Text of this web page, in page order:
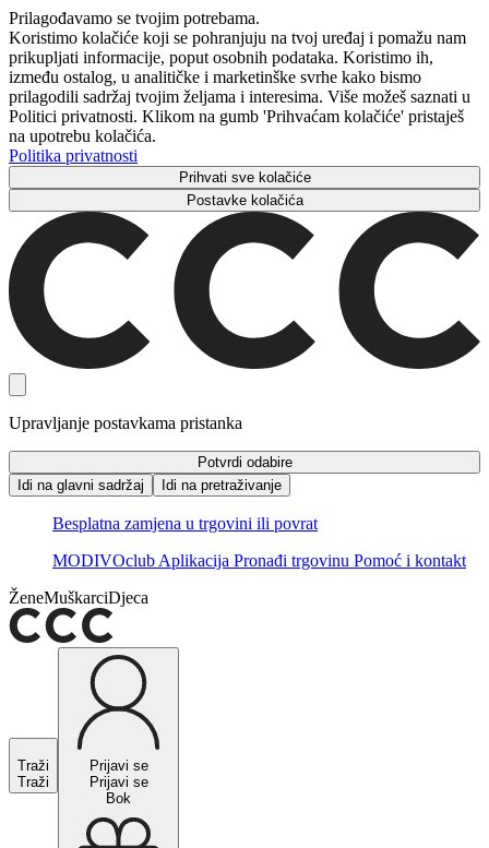
Prilagođavamo se tvojim potrebama.
Koristimo kolačiće koji se pohranjuju na tvoj uređaj i pomažu nam
prikupljati informacije, poput osobnih podataka. Koristimo ih,
između ostalog, u analitičke i marketinške svrhe kako bismo
prilagodili sadržaj tvojim željama i interesima. Više možeš saznati u
Politici privatnosti. Klikom na gumb 'Prihvaćam kolačiće' pristaješ
na upotrebu kolačića.
Politika privatnosti
Prihvati sve kolačiće
Postavke kolačića
Upravljanje postavkama pristanka
Potvrdi odabire
Idi na glavni sadržaj
Idi na pretraživanje
Besplatna zamjena u trgovini ili povrat
MODIVOclub Aplikacija Pronađi trgovinu Pomoć i kontakt
ŽeneMuškarciDjeca
Traži
Traži
Prijavi se
Prijavi se
Bok